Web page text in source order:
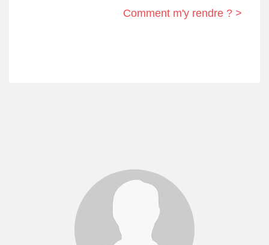
Comment m'y rendre ? >